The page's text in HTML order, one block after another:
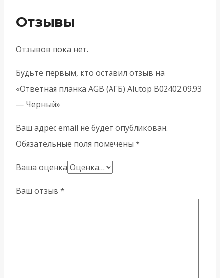
Отзывы
Отзывов пока нет.
Будьте первым, кто оставил отзыв на
«Ответная планка AGB (АГБ) Alutop B02402.09.93
— Черный»
Ваш адрес email не будет опубликован.
Обязательные поля помечены *
Ваша оценка
Ваш отзыв *